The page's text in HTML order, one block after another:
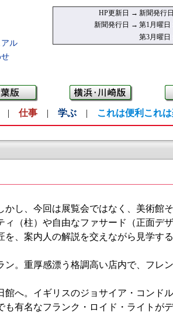
ル
HP更新日 → 新聞発行
新聞発行日 → 第1月曜日
第3月曜日
| 仕事 | 学ぶ | これは便利これは
し、今回は展覧会ではなく、美術館
（柱）や自由なファサード（正面デ
、案内人の解説を交えながら見学する
。重厚感漂う格調高い店内で、フレ
へ。イギリスのジョサイア・コンド
有名なフランク・ロイド・ライトが